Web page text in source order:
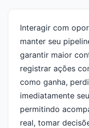
Interagir com
manter seu
garantir maior
registrar ações
como ganha,
imediatamente
permitindo
real, tomar